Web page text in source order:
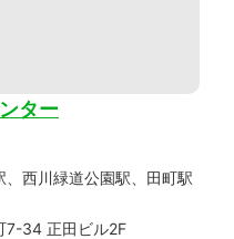
ター
、西川緑道公園駅、田町駅
7-34 正田ビル2F